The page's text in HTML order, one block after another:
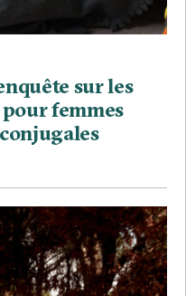
sur les
pour femmes